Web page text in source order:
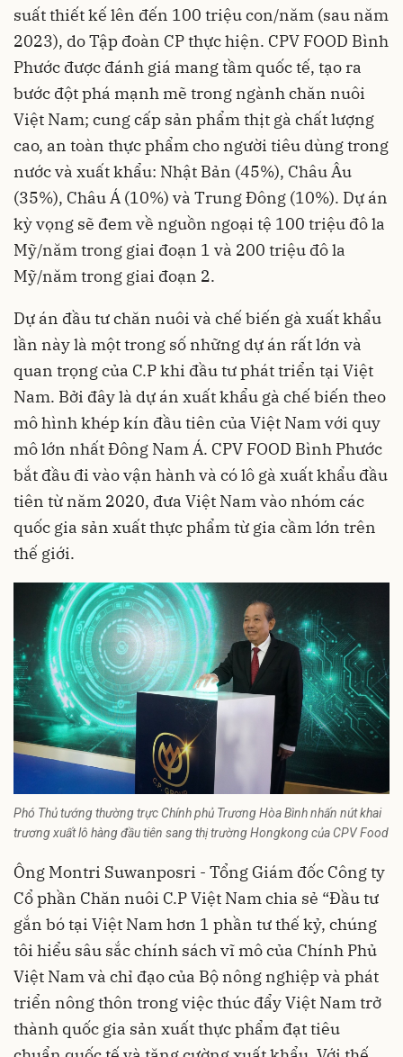
suất thiết kế lên đến 100 triệu con/năm (sau năm
2023), do Tập đoàn CP thực hiện. CPV FOOD Bình
Phước được đánh giá mang tầm quốc tế, tạo ra
bước đột phá mạnh mẽ trong ngành chăn nuôi
Việt Nam; cung cấp sản phẩm thịt gà chất lượng
cao, an toàn thực phẩm cho người tiêu dùng trong
nước và xuất khẩu: Nhật Bản (45%), Châu Âu
(35%), Châu Á (10%) và Trung Đông (10%). Dự án
kỳ vọng sẽ đem về nguồn ngoại tệ 100 triệu đô la
Mỹ/năm trong giai đoạn 1 và 200 triệu đô la
Mỹ/năm trong giai đoạn 2.
Dự án đầu tư chăn nuôi và chế biến gà xuất khẩu
lần này là một trong số những dự án rất lớn và
quan trọng của C.P khi đầu tư phát triển tại Việt
Nam. Bởi đây là dự án xuất khẩu gà chế biến theo
mô hình khép kín đầu tiên của Việt Nam với quy
mô lớn nhất Đông Nam Á. CPV FOOD Bình Phước
bắt đầu đi vào vận hành và có lô gà xuất khẩu đầu
tiên từ năm 2020, đưa Việt Nam vào nhóm các
quốc gia sản xuất thực phẩm từ gia cầm lớn trên
thế giới.
Phó Thủ tướng thường trực Chính phủ Trương Hòa Bình nhấn nút khai
trương xuất lô hàng đầu tiên sang thị trường Hongkong của CPV Food
Ông Montri Suwanposri - Tổng Giám đốc Công ty
Cổ phần Chăn nuôi C.P Việt Nam chia sẻ “Đầu tư
gắn bó tại Việt Nam hơn 1 phần tư thế kỷ, chúng
tôi hiểu sâu sắc chính sách vĩ mô của Chính Phủ
Việt Nam và chỉ đạo của Bộ nông nghiệp và phát
triển nông thôn trong việc thúc đẩy Việt Nam trở
thành quốc gia sản xuất thực phẩm đạt tiêu